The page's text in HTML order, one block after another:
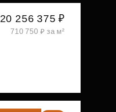
20 256 375 ₽
710 750 ₽ за м²